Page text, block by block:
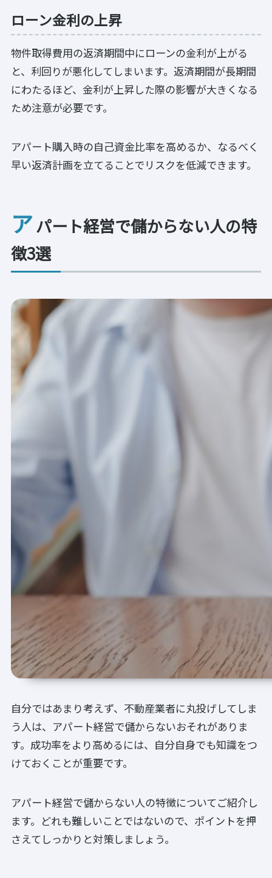
ローン金利の上昇
物件取得費用の返済期間中にローンの金利が上がる
と、利回りが悪化してしまいます。返済期間が長期間
にわたるほど、金利が上昇した際の影響が大きくなる
ため注意が必要です。
アパート購入時の自己資金比率を高めるか、なるべく
早い返済計画を立てることでリスクを低減できます。
アパート経営で儲からない人の特
徴3選
自分ではあまり考えず、不動産業者に丸投げしてしま
う人は、アパート経営で儲からないおそれがありま
す。成功率をより高めるには、自分自身でも知識をつ
けておくことが重要です。
アパート経営で儲からない人の特徴についてご紹介し
ます。どれも難しいことではないので、ポイントを押
さえてしっかりと対策しましょう。